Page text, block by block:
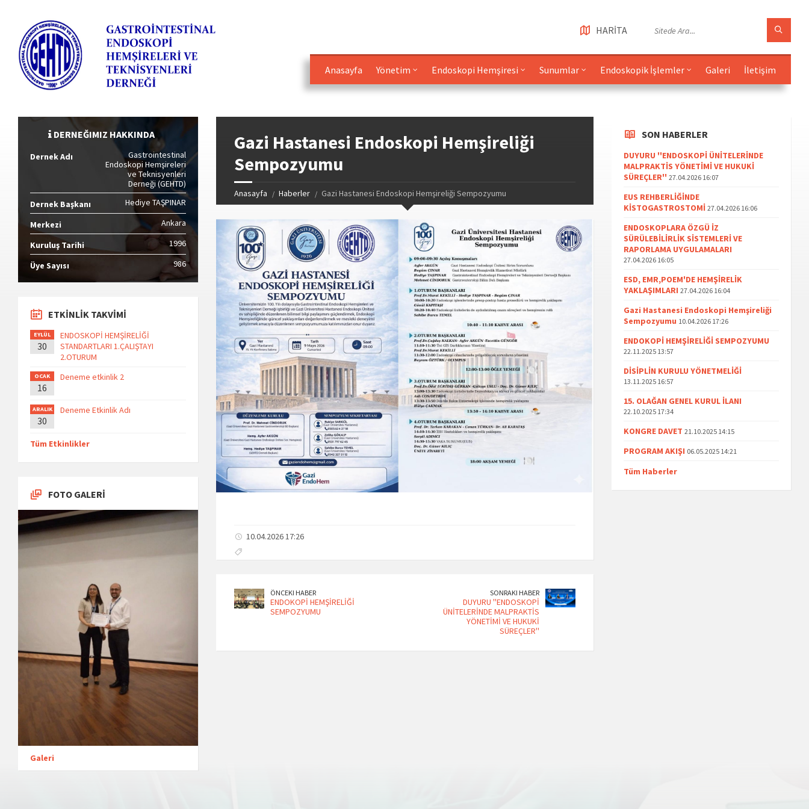
Anasayfa Yönetim Endoskopi Hemşiresi Sunumlar Endoskopik İşlemler Galeri İletişim
HARİTA
Gazi Hastanesi Endoskopi Hemşireliği
Sempozyumu
Anasayfa Haberler Gazi Hastanesi Endoskopi Hemşireliği Sempozyumu
10.04.2026 17:26
ÖNCEKI HABER
ENDOKOPİ HEMŞİRELİĞİ
SEMPOZYUMU
SONRAKI HABER
DUYURU ''ENDOSKOPİ
ÜNİTELERİNDE MALPRAKTİS
YÖNETİMİ VE HUKUKİ
SÜREÇLER''
DERNEĞIMIZ HAKKINDA
Dernek Adı
Gastrointestinal
Endoskopi Hemşireleri
ve Teknisyenleri
Derneği (GEHTD)
Dernek Başkanı
Hediye TAŞPINAR
Merkezi Ankara
Kuruluş Tarihi 1996
Üye Sayısı 986
ETKİNLİK TAKVİMİ
EYLÜL
30
ENDOSKOPİ HEMŞİRELİĞİ
STANDARTLARI 1.ÇALIŞTAYI
2.OTURUM
OCAK
16
Deneme etkinlik 2
ARALIK
30
Deneme Etkinlik Adı
Tüm Etkinlikler
FOTO GALERİ
Galeri
SON HABERLER
DUYURU ''ENDOSKOPİ ÜNİTELERİNDE
MALPRAKTİS YÖNETİMİ VE HUKUKİ
SÜREÇLER'' 27.04.2026 16:07
EUS REHBERLİĞİNDE
KİSTOGASTROSTOMİ 27.04.2026 16:06
ENDOSKOPLARA ÖZGÜ İZ
SÜRÜLEBİLİRLİK SİSTEMLERİ VE
RAPORLAMA UYGULAMALARI
27.04.2026 16:05
ESD, EMR,POEM'DE HEMŞİRELİK
YAKLAŞIMLARI 27.04.2026 16:04
Gazi Hastanesi Endoskopi Hemşireliği
Sempozyumu 10.04.2026 17:26
ENDOKOPİ HEMŞİRELİĞİ SEMPOZYUMU
22.11.2025 13:57
DİSİPLİN KURULU YÖNETMELİĞİ
13.11.2025 16:57
15. OLAĞAN GENEL KURUL İLANI
22.10.2025 17:34
KONGRE DAVET 21.10.2025 14:15
PROGRAM AKIŞI 06.05.2025 14:21
Tüm Haberler